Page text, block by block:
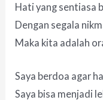
Hati yang sentiasa
Dengan segala
Maka kita adalah
Saya berdoa agar
Saya bisa menjadi